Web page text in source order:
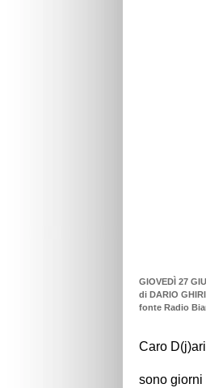
GIOVEDÌ 27
di DARIO
fonte Radio
Caro
sono giorni